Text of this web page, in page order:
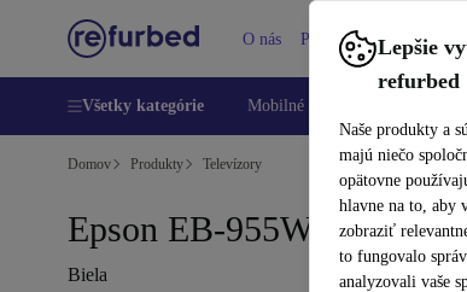
Lepšie
refurbed
Naše produkty a
majú niečo
opätovne
hlavne na to, aby
zobraziť
to fungovalo
analyzovali vaše
O nás Pomoc
Všetky kategórie Mobilné telefóny
Domov Produkty Televízory
Epson EB-955WH
Biela